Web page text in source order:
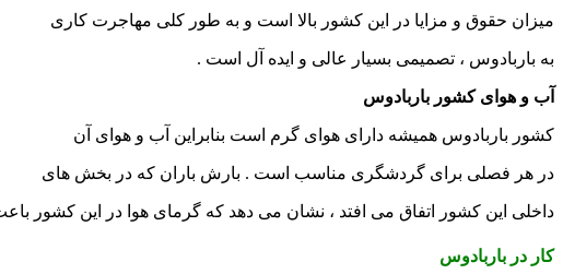
میزان حقوق و مزایا در این کشور بالا است و به طور کلی مهاجرت کاری
به باربادوس ، تصمیمی بسیار عالی و ایده آل است .
آب و هوای کشور باربادوس
کشور باربادوس همیشه دارای هوای گرم است بنابراین آب و هوای آن
در هر فصلی برای گردشگری مناسب است . بارش باران که در بخش های
داخلی این کشور اتفاق می افتد ، نشان می دهد که گرمای هوا در این کشور
کار در باربادوس